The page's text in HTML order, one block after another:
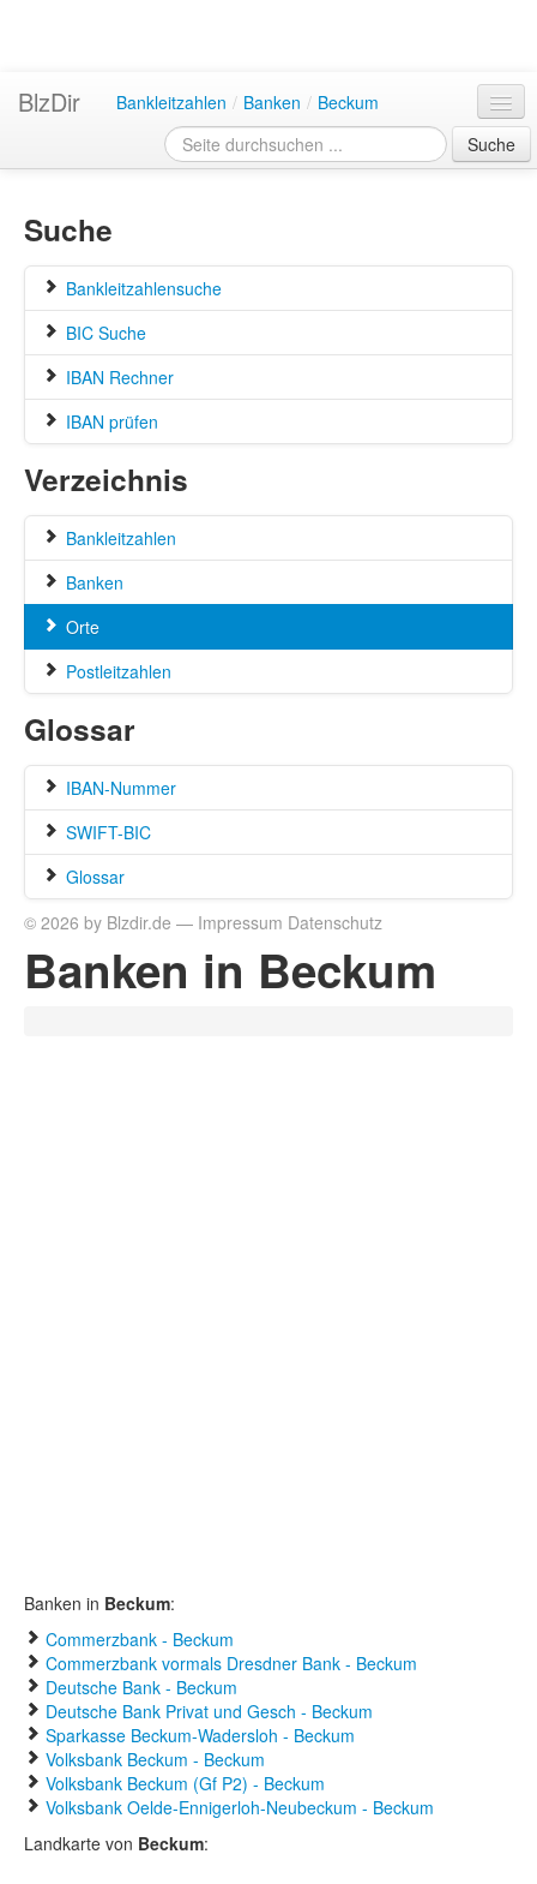
BlzDir Bankleitzahlen / Banken / Beckum
Suche
Suche
Bankleitzahlensuche
BIC Suche
IBAN Rechner
IBAN prüfen
Verzeichnis
Bankleitzahlen
Banken
Orte
Postleitzahlen
Glossar
IBAN-Nummer
SWIFT-BIC
Glossar
© 2026 by Blzdir.de — Impressum Datenschutz
Banken in Beckum
Banken in Beckum:
Commerzbank - Beckum
Commerzbank vormals Dresdner Bank - Beckum
Deutsche Bank - Beckum
Deutsche Bank Privat und Gesch - Beckum
Sparkasse Beckum-Wadersloh - Beckum
Volksbank Beckum - Beckum
Volksbank Beckum (Gf P2) - Beckum
Volksbank Oelde-Ennigerloh-Neubeckum - Beckum
Landkarte von Beckum: